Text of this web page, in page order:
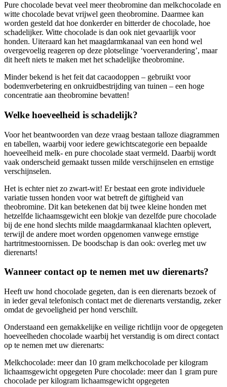
Pure chocolade bevat veel meer theobromine dan melkchocolade en
witte chocolade bevat vrijwel geen theobromine. Daarmee kan
worden gesteld dat hoe donkerder en bitterder de chocolade, hoe
schadelijker. Witte chocolade is dan ook niet gevaarlijk voor
honden. Uiteraard kan het maagdarmkanaal van een hond wel
overgevoelig reageren op deze plotselinge ‘voerverandering’, maar
dit heeft niets te maken met het schadelijke theobromine.
Minder bekend is het feit dat cacaodoppen – gebruikt voor
bodemverbetering en onkruidbestrijding van tuinen – een hoge
concentratie aan theobromine bevatten!
Welke hoeveelheid is schadelijk?
Voor het beantwoorden van deze vraag bestaan talloze diagrammen
en tabellen, waarbij voor iedere gewichtscategorie een bepaalde
hoeveelheid melk- en pure chocolade staat vermeld. Daarbij wordt
vaak onderscheid gemaakt tussen milde verschijnselen en ernstige
verschijnselen.
Het is echter niet zo zwart-wit! Er bestaat een grote individuele
variatie tussen honden voor wat betreft de giftigheid van
theobromine. Dit kan betekenen dat bij twee kleine honden met
hetzelfde lichaamsgewicht een blokje van dezelfde pure chocolade
bij de ene hond slechts milde maagdarmkanaal klachten oplevert,
terwijl de andere moet worden opgenomen vanwege ernstige
hartritmestoornissen. De boodschap is dan ook: overleg met uw
dierenarts!
Wanneer contact op te nemen met uw dierenarts?
Heeft uw hond chocolade gegeten, dan is een dierenarts bezoek of
in ieder geval telefonisch contact met de dierenarts verstandig, zeker
omdat de gevoeligheid per hond verschilt.
Onderstaand een gemakkelijke en veilige richtlijn voor de opgegeten
hoeveelheden chocolade waarbij het verstandig is om direct contact
op te nemen met uw dierenarts:
Melkchocolade: meer dan 10 gram melkchocolade per kilogram
lichaamsgewicht opgegeten Pure chocolade: meer dan 1 gram pure
chocolade per kilogram lichaamsgewicht opgegeten